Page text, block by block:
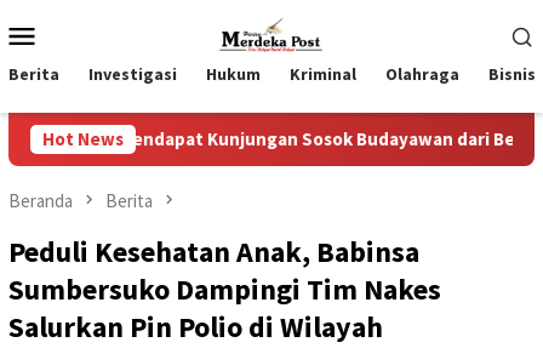
ke
kontenMobile
Berita Investigasi Hukum Kriminal Olahraga Bisnis
Hot NewsKunjungan Sosok Budayawan dari Belanda Mr. Crues
Beranda Berita
Peduli Kesehatan Anak, Babinsa
Sumbersuko Dampingi Tim Nakes
Salurkan Pin Polio di Wilayah